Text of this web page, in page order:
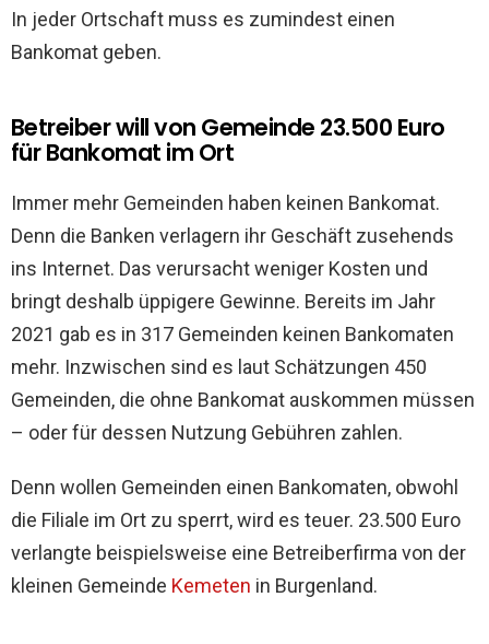
In jeder Ortschaft muss es zumindest einen
Bankomat geben.
Betreiber will von Gemeinde 23.500 Euro
für Bankomat im Ort
Immer mehr Gemeinden haben keinen Bankomat.
Denn die Banken verlagern ihr Geschäft zusehends
ins Internet. Das verursacht weniger Kosten und
bringt deshalb üppigere Gewinne. Bereits im Jahr
2021 gab es in 317 Gemeinden keinen Bankomaten
mehr. Inzwischen sind es laut Schätzungen 450
Gemeinden, die ohne Bankomat auskommen müssen
– oder für dessen Nutzung Gebühren zahlen.
Denn wollen Gemeinden einen Bankomaten, obwohl
die Filiale im Ort zu sperrt, wird es teuer. 23.500 Euro
verlangte beispielsweise eine Betreiberfirma von der
kleinen Gemeinde Kemeten in Burgenland.